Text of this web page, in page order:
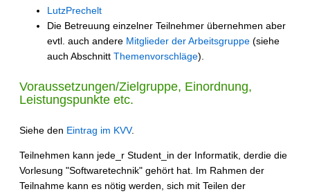
LutzPrechelt
Die Betreuung einzelner Teilnehmer übernehmen aber
evtl. auch andere Mitglieder der Arbeitsgruppe (siehe
auch Abschnitt Themenvorschläge).
Voraussetzungen/Zielgruppe, Einordnung,
Leistungspunkte etc.
Siehe den Eintrag im KVV.
Teilnehmen kann jede_r Student_in der Informatik, derdie die
Vorlesung "Softwaretechnik" gehört hat. Im Rahmen der
Teilnahme kann es nötig werden, sich mit Teilen der